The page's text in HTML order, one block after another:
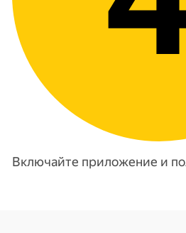
Включайте приложение и